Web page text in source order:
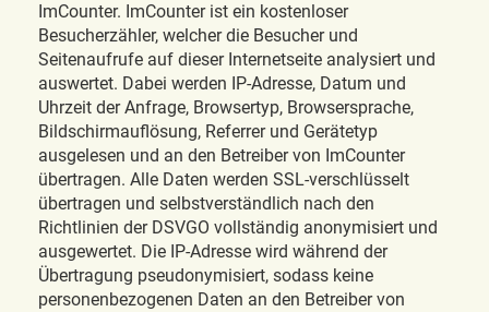
ImCounter. ImCounter ist ein kostenloser
Besucherzähler, welcher die Besucher und
Seitenaufrufe auf dieser Internetseite analysiert und
auswertet. Dabei werden IP-Adresse, Datum und
Uhrzeit der Anfrage, Browsertyp, Browsersprache,
Bildschirmauflösung, Referrer und Gerätetyp
ausgelesen und an den Betreiber von ImCounter
übertragen. Alle Daten werden SSL-verschlüsselt
übertragen und selbstverständlich nach den
Richtlinien der DSVGO vollständig anonymisiert und
ausgewertet. Die IP-Adresse wird während der
Übertragung pseudonymisiert, sodass keine
personenbezogenen Daten an den Betreiber von